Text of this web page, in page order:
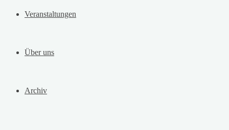
Veranstaltungen
Über uns
Archiv